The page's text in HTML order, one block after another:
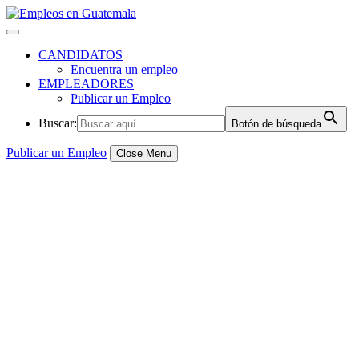
Skip
to
CANDIDATOS
Encuentra un empleo
EMPLEADORES
Publicar un Empleo
Buscar:
Botón de búsqueda
Publicar un Empleo Close Menu